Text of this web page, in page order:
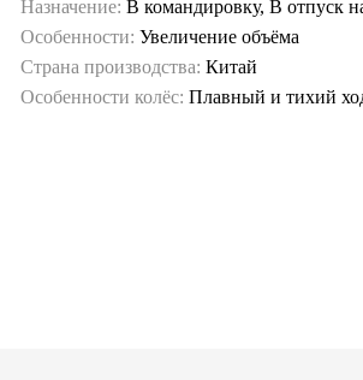
Назначение: В командировку, В отпуск
Особенности: Увеличение объёма
Страна производства: Китай
Особенности колёс: Плавный и тихий